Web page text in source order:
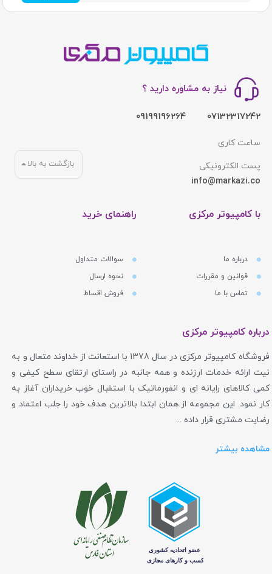
نیاز به مشاوره دارید ؟
07132317242
09199196264
ساعت کاری
پست الکترونیکی
info@markazi.co
با کامپیوتر مرکزی
درباره ما
قوانین و مقررات
تماس با ما
راهنمای خرید
سوالات متداول
نحوه ارسال
فروش اقساط
بازگشت به بالا
درباره کامپیوتر مرکزی
فروشگاه کامپیوتر مرکزی در سال 1378 با استعانت از خداوند متعال و به
نیت ارائه خدمات ارزنده و همه جانبه در راستای ارتقای سطح کیفی و
کمی کالاهای رایانه ای و انفورماتیک با استقبال خوب خریداران آغاز به
کار نمود. این مجموعه از همان ابتدا بالاترین هدف خود را جلب اعتماد و
رضایت مشتری قرار داده ...
مشاهده بیشتر